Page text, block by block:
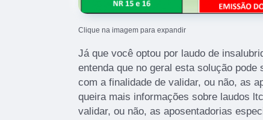
Clique na imagem para expandir
Já que você optou por laudo de
entenda que no geral esta solução pode
com a finalidade de validar, ou não, as
queira mais informações sobre laudos
validar, ou não, as aposentadorias